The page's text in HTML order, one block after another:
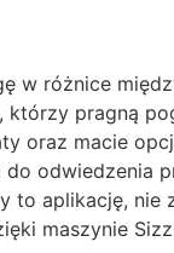
w różnice
pragną
oraz macie
odwiedzenia
to aplikację, nie
maszynie